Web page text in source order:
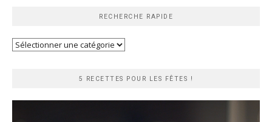
RECHERCHE RAPIDE
Recherche
5 RECETTES POUR LES FÊTES !